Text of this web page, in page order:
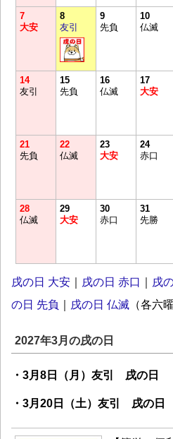
7
大安
8
友引
9
先負
10
仏滅
14
友引
15
先負
16
仏滅
17
大安
21
先負
22
仏滅
23
大安
24
赤口
28
仏滅
29
大安
30
赤口
31
先勝
戌の日 大安 戌の日 赤口 戌
の日 先負
戌の日 仏滅 （各六
2027年3月の戌の日
・3月8日（月）友引 戌の日
・3月20日（土）友引 戌の日